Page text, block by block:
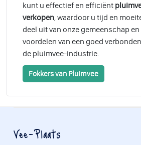
kunt u effectief en efficiënt
verkopen, waardoor u tijd en
deel uit van onze gemeenschap en
voordelen van een goed
de pluimvee-industrie.
Fokkers van Pluimvee
Vee-Plaats